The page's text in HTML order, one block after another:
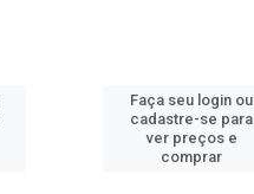
Faça seu login ou
cadastre-se para
ver preços e
comprar